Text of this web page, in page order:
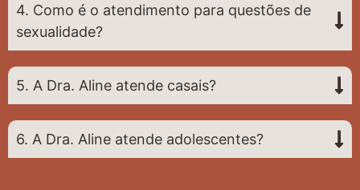
4. Como é o atendimento para questões de
sexualidade?
5. A Dra. Aline atende casais?
6. A Dra. Aline atende adolescentes?